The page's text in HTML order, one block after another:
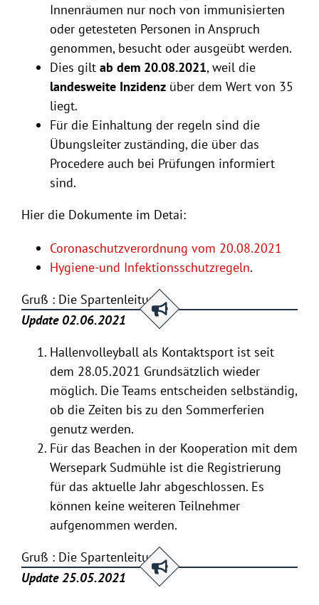
Innenräumen nur noch von immunisierten
oder getesteten Personen in Anspruch
genommen, besucht oder ausgeübt werden.
Dies gilt ab dem 20.08.2021, weil die
landesweite Inzidenz über dem Wert von 35
liegt.
Für die Einhaltung der regeln sind die
Übungsleiter zuständing, die über das
Procedere auch bei Prüfungen informiert
sind.
Hier die Dokumente im Detai:
Coronaschutzverordnung vom 20.08.2021
Hygiene-und Infektionsschutzregeln.
Gruß : Die Spartenleitung
Update 02.06.2021
Hallenvolleyball als Kontaktsport ist seit
dem 28.05.2021 Grundsätzlich wieder
möglich. Die Teams entscheiden selbständig,
ob die Zeiten bis zu den Sommerferien
genutz werden.
Für das Beachen in der Kooperation mit dem
Wersepark Sudmühle ist die Registrierung
für das aktuelle Jahr abgeschlossen. Es
können keine weiteren Teilnehmer
aufgenommen werden.
Gruß : Die Spartenleitung
Update 25.05.2021